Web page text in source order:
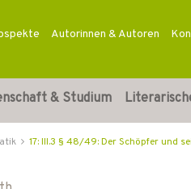
Autorinnen & Autoren
& Studium
17: III.3 § 48/49: Der Schöpfer und